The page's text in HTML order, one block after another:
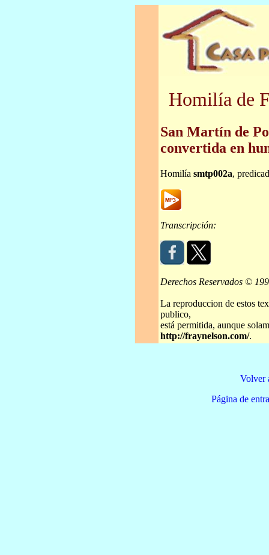
Homilía de
San Martín de
convertida en
Homilía smtp002a,
Transcripción:
Derechos Reservados ©
La reproduccion de estos
publico,
está permitida, aunque
http://fraynelson.com/.
Volver
Página de